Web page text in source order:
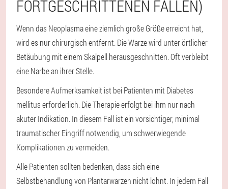
FORTGESCHRITTENEN FÄLLEN)
Wenn das Neoplasma eine ziemlich große Größe erreicht hat,
wird es nur chirurgisch entfernt. Die Warze wird unter örtlicher
Betäubung mit einem Skalpell herausgeschnitten. Oft verbleibt
eine Narbe an ihrer Stelle.
Besondere Aufmerksamkeit ist bei Patienten mit Diabetes
mellitus erforderlich. Die Therapie erfolgt bei ihm nur nach
akuter Indikation. In diesem Fall ist ein vorsichtiger, minimal
traumatischer Eingriff notwendig, um schwerwiegende
Komplikationen zu vermeiden.
Alle Patienten sollten bedenken, dass sich eine
Selbstbehandlung von Plantarwarzen nicht lohnt. In jedem Fall